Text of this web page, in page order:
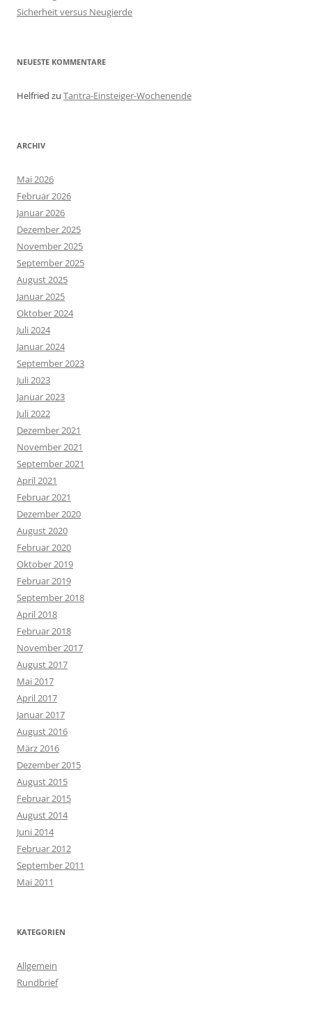
Sicherheit versus Neugierde
NEUESTE KOMMENTARE
Helfried zu Tantra-Einsteiger-Wochenende
ARCHIV
Mai 2026
Februar 2026
Januar 2026
Dezember 2025
November 2025
September 2025
August 2025
Januar 2025
Oktober 2024
Juli 2024
Januar 2024
September 2023
Juli 2023
Januar 2023
Juli 2022
Dezember 2021
November 2021
September 2021
April 2021
Februar 2021
Dezember 2020
August 2020
Februar 2020
Oktober 2019
Februar 2019
September 2018
April 2018
Februar 2018
November 2017
August 2017
Mai 2017
April 2017
Januar 2017
August 2016
März 2016
Dezember 2015
August 2015
Februar 2015
August 2014
Juni 2014
Februar 2012
September 2011
Mai 2011
KATEGORIEN
Allgemein
Rundbrief